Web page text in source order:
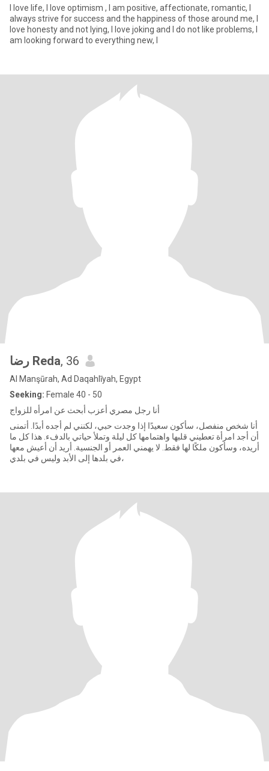
I love life, I love optimism , I am positive, affectionate, romantic, I
always strive for success and the happiness of those around me, I
love honesty and not lying, I love joking and I do not like problems, I
am looking forward to everything new, I
رضا Reda, 36
Al Manşūrah, Ad Daqahlīyah, Egypt
Seeking: Female 40 - 50
أنا رجل مصري أعزب أبحث عن امرأه للزواج
أنا شخص منفصل، سأكون سعيدًا إذا وجدت حبي، لكنني لم أجده أبدًا. أتمنى
أن أجد امرأة تعطيني قلبها واهتمامها كل ليلة وتملأ حياتي بالدفء. هذا كل ما
أريده، وسأكون ملكًا لها فقط. لا يهمني العمر أو الجنسية. أريد أن أعيش معها
في بلدها إلى الأبد وليس في بلدي،